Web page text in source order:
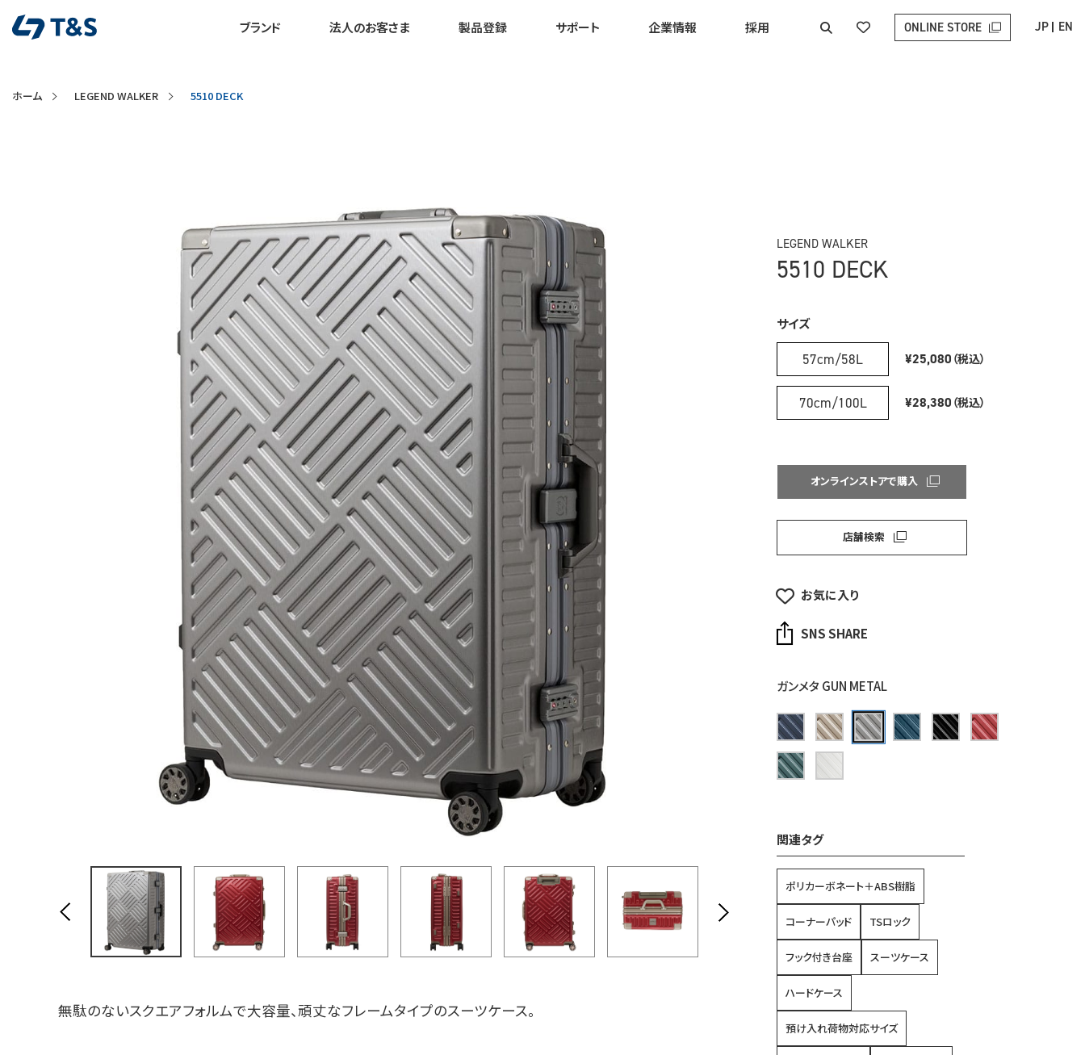
ブランド 法人のお客さま 製品登録 サポート 企業情報 採用 ONLINE STORE JP EN
ホーム LEGEND WALKER 5510 DECK
無駄のないスクエアフォルムで大容量、頑丈なフレームタイプのスーツケース。
LEGEND WALKER
5510 DECK
サイズ
57cm/58L ¥25,080 （税込）
70cm/100L ¥28,380 （税込）
オンラインストアで購入
店舗検索
お気に入り
SNS SHARE
ガンメタ GUN METAL
関連タグ
ポリカーボネート＋ABS樹脂
コーナーパッド TSロック
フック付き台座 スーツケース
ハードケース
預け入れ荷物対応サイズ